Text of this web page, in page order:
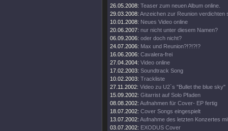
26.05.2008: Teaser zum neuen Album online.
29.03.2008: Anzeichen zur Reunion verdichten
10.01.2008: Neues Video online
20.06.2007: nur nicht unter diesem Namen?
06.09.2006: oder doch nicht?
24.07.2006: Max und Reunion?!?!?!?
16.06.2006: Cavalera-frei
27.04.2004: Video online
17.02.2003: Soundtrack Song
10.02.2003: Trackliste
27.11.2002: Video zu U2`s "Bullet the blue sky"
15.09.2002: Gitarrist auf Solo Pfaden
08.08.2002: Aufnahmen für Cover- EP fertig
18.07.2002: Cover Songs eingespielt
13.07.2002: Aufnahme des letzten Konzertes
03.07.2002: EXODUS Cover